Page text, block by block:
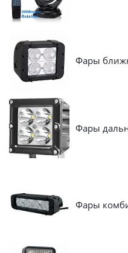
Фары
Фары
Фары